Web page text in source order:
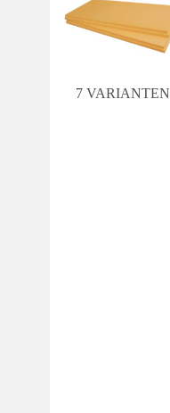
7 VARIANTEN